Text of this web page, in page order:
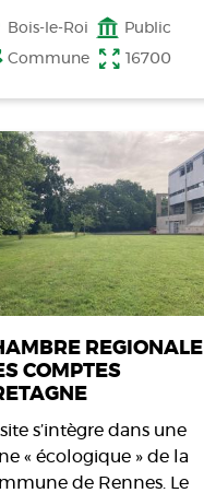
Bois-le-Roi
Public
Commune
16700
REGIONALE
COMPTES
s’intègre dans une
« écologique » de la
de Rennes. Le